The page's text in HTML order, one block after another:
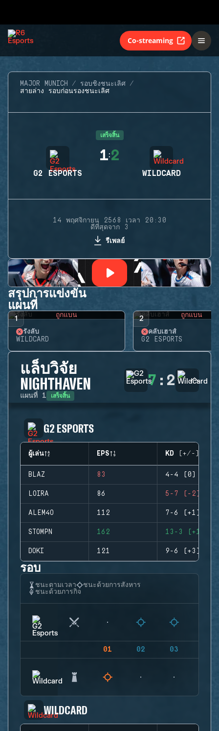
Co-streaming
MAJOR MUNICH
รอบชิงชนะเลิศ
สายล่าง รอบก่อนรองชนะเลิศ
เสร็จสิ้น
G2 ESPORTS
1:2
WILDCARD
14 พฤศจิกายน 2568 เวลา 20:30
ดีที่สุดจาก 3
รีเพลย์
สรุปการแข่งขัน
แผนที่
1 ถูกแบน
รังลับ
WILDCARD
2 ถูกแบน
คลับเฮาส์
G2 ESPORTS
แล็บวิจัย
NIGHTHAVEN
แผนที่ 1 เสร็จสิ้น
7 : 2
G2 ESPORTS
ผู้เล่น EPS KD (+/-)
BLAZ 83 4-4 (0)
LOIRA 86 5-7 (-2)
ALEM4O 112 7-6 (+1)
STOMPN 162 13-3 (+10)
DOKI 121 9-6 (+3)
รอบ
ชนะตามเวลา
ชนะด้วยการสังหาร
ชนะด้วยภารกิจ
01 02 03
WILDCARD